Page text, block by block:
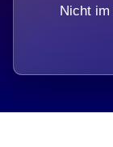
Nicht im